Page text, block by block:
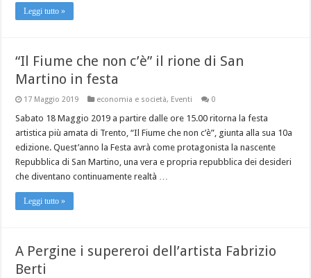
Leggi tutto »
“Il Fiume che non c’è” il rione di San
Martino in festa
17 Maggio 2019 economia e società, Eventi 0
Sabato 18 Maggio 2019 a partire dalle ore 15.00 ritorna la festa
artistica più amata di Trento, “Il Fiume che non c’è”, giunta alla sua 10a
edizione. Quest’anno la Festa avrà come protagonista la nascente
Repubblica di San Martino, una vera e propria repubblica dei desideri
che diventano continuamente realtà …
Leggi tutto »
A Pergine i supereroi dell’artista Fabrizio
Berti